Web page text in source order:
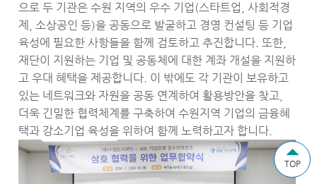
으로 두 기관은 수원 지역의 우수 기업(스타트업, 사회적경
제, 소상공인 등)을 공동으로 발굴하고 경영 컨설팅 등 기업
육성에 필요한 사항들을 함께 검토하고 추진합니다. 또한,
재단이 지원하는 기업 및 공동체에 대한 계좌 개설을 지원하
고 우대 혜택을 제공합니다. 이 밖에도 각 기관이 보유하고
있는 네트워크와 자원을 공동 연계하여 활용방안을 찾고,
더욱 긴밀한 협력체계를 구축하여 수원지역 기업의 금융혜
택과 강소기업 육성을 위하여 함께 노력하고자 합니다.
TOP